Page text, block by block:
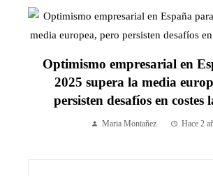
Optimismo empresarial en
2025 supera la media
persisten desafíos en costes
Maria Montañez Hace 2